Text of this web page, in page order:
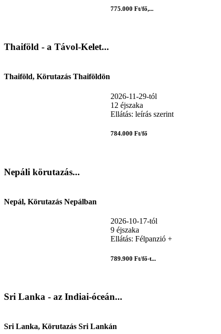
775.000 Ft/fő,...
Thaiföld - a Távol-Kelet...
Thaiföld, Körutazás Thaiföldön
2026-11-29-tól
12 éjszaka
Ellátás: leírás szerint
784.000 Ft/fő
Nepáli körutazás...
Nepál, Körutazás Nepálban
2026-10-17-tól
9 éjszaka
Ellátás: Félpanzió +
789.900 Ft/fő-t...
Sri Lanka - az Indiai-óceán...
Sri Lanka, Körutazás Sri Lankán